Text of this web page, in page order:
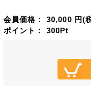
会員価格： 30,000 円(
ポイント： 300Pt